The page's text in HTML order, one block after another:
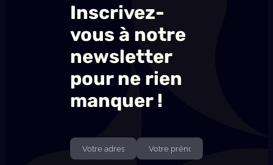
Inscrivez-
vous à notre
newsletter
pour ne rien
manquer !